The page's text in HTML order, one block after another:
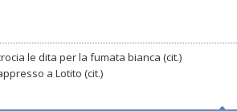
le dita per la fumata bianca (cit.)
a Lotito (cit.)